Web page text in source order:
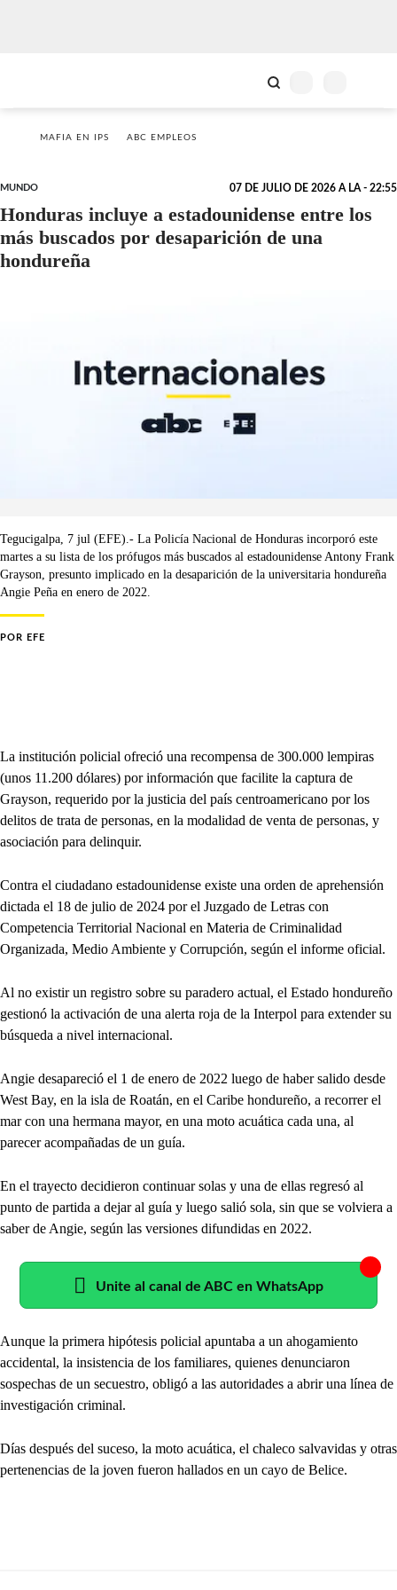
MAFIA EN IPS ABC EMPLEOS
MUNDO 07 DE JULIO DE 2026 A LA - 22:55
Honduras incluye a estadounidense entre los
más buscados por desaparición de una
hondureña
Tegucigalpa, 7 jul (EFE).- La Policía Nacional de Honduras incorporó este
martes a su lista de los prófugos más buscados al estadounidense Antony Frank
Grayson, presunto implicado en la desaparición de la universitaria hondureña
Angie Peña en enero de 2022.
POR EFE
La institución policial ofreció una recompensa de 300.000 lempiras
(unos 11.200 dólares) por información que facilite la captura de
Grayson, requerido por la justicia del país centroamericano por los
delitos de trata de personas, en la modalidad de venta de personas, y
asociación para delinquir.
Contra el ciudadano estadounidense existe una orden de aprehensión
dictada el 18 de julio de 2024 por el Juzgado de Letras con
Competencia Territorial Nacional en Materia de Criminalidad
Organizada, Medio Ambiente y Corrupción, según el informe oficial.
Al no existir un registro sobre su paradero actual, el Estado hondureño
gestionó la activación de una alerta roja de la Interpol para extender su
búsqueda a nivel internacional.
Angie desapareció el 1 de enero de 2022 luego de haber salido desde
West Bay, en la isla de Roatán, en el Caribe hondureño, a recorrer el
mar con una hermana mayor, en una moto acuática cada una, al
parecer acompañadas de un guía.
En el trayecto decidieron continuar solas y una de ellas regresó al
punto de partida a dejar al guía y luego salió sola, sin que se volviera a
saber de Angie, según las versiones difundidas en 2022.
Unite al canal de ABC en WhatsApp
Aunque la primera hipótesis policial apuntaba a un ahogamiento
accidental, la insistencia de los familiares, quienes denunciaron
sospechas de un secuestro, obligó a las autoridades a abrir una línea de
investigación criminal.
Días después del suceso, la moto acuática, el chaleco salvavidas y otras
pertenencias de la joven fueron hallados en un cayo de Belice.